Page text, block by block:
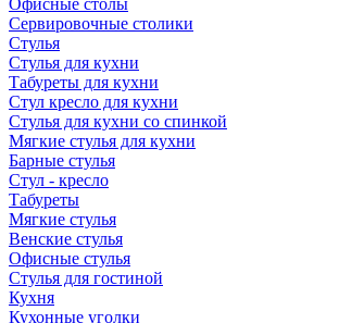
Офисные столы
Сервировочные столики
Стулья
Стулья для кухни
Табуреты для кухни
Стул кресло для кухни
Стулья для кухни со спинкой
Мягкие стулья для кухни
Барные стулья
Стул - кресло
Табуреты
Мягкие стулья
Венские стулья
Офисные стулья
Стулья для гостиной
Кухня
Кухонные уголки